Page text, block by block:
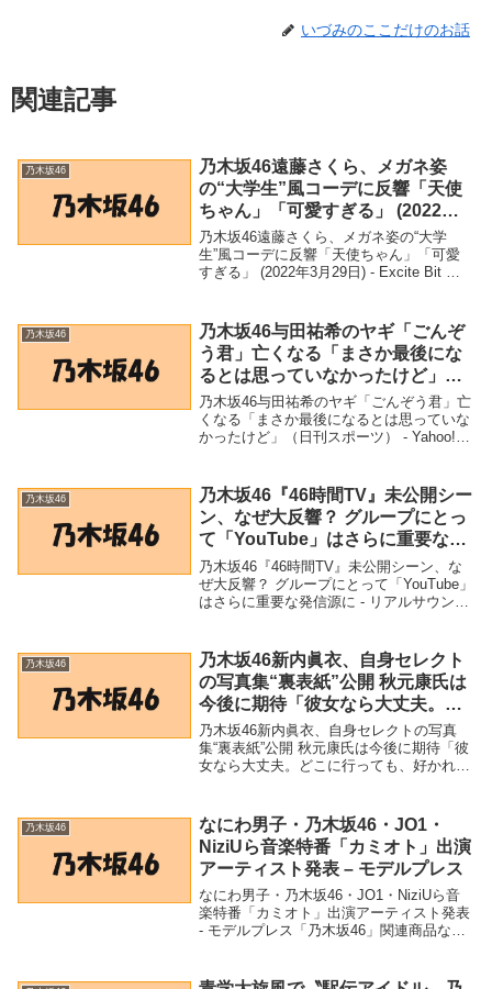
いづみのここだけのお話
関連記事
乃木坂46
乃木坂46遠藤さくら、メガネ姿
の“大学生”風コーデに反響「天使
ちゃん」「可愛すぎる」 (2022年3
月29日) – Excite Bit コネタ
乃木坂46遠藤さくら、メガネ姿の“大学
生”風コーデに反響「天使ちゃん」「可愛
すぎる」 (2022年3月29日) - Excite Bit コ
「天使ちゃん」「可...
乃木坂46
乃木坂46与田祐希のヤギ「ごんぞ
う君」亡くなる「まさか最後にな
るとは思っていなかったけど」
（日刊スポーツ） – Yahoo!ニュー
ス – Yahoo!ニュース
乃木坂46与田祐希のヤギ「ごんぞう君」亡
くなる「まさか最後になるとは思っていな
かったけど」（日刊スポーツ） - Yahoo!ニ
君」亡くなる「まさか最後に...
乃木坂46
乃木坂46『46時間TV』未公開シー
ン、なぜ大反響？ グループにとっ
て「YouTube」はさらに重要な発
信源に – リアルサウンド
乃木坂46『46時間TV』未公開シーン、な
ぜ大反響？ グループにとって「YouTube」
はさらに重要な発信源に - リアルサウンド
プにとって「YouTube」...
乃木坂46
乃木坂46新内眞衣、自身セレクト
の写真集“裏表紙”公開 秋元康氏は
今後に期待「彼女なら大丈夫。ど
こに行っても、好かれるだろう」
（オリコン） – Yahoo!ニュース –
Yahoo!ニュース
乃木坂46新内眞衣、自身セレクトの写真
集“裏表紙”公開 秋元康氏は今後に期待「彼
女なら大丈夫。どこに行っても、好かれる
坂46新内眞衣、自身セレ...
乃木坂46
なにわ男子・乃木坂46・JO1・
NiziUら音楽特番「カミオト」出演
アーティスト発表 – モデルプレス
なにわ男子・乃木坂46・JO1・NiziUら音
楽特番「カミオト」出演アーティスト発表
- モデルプレス「乃木坂46」関連商品なに
デルプレス なにわ男子・...